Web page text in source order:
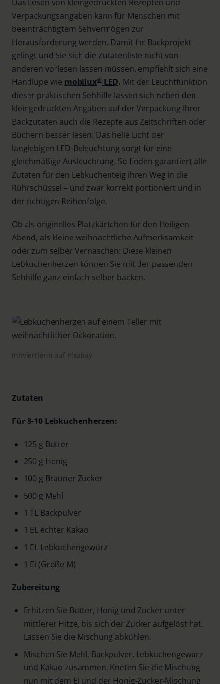
Das Lesen von kleingedruckten Rezepten und
Verpackungsangaben kann für Menschen mit
beeinträchtigtem Sehvermögen zur
Herausforderung werden. Damit Ihr Backprojekt
gelingt und Sie sich die Zutatenliste nicht von
anderen vorlesen lassen müssen, empfiehlt sich eine
Handlupe wie mobilux® LED. Mit der Leuchtfunktion
dieser praktischen Sehhilfe lassen sich neben den
kleingedruckten Angaben auf der Verpackung Ihrer
Backzutaten auch die Rezepte aus Zeitschriften oder
Büchern besser lesen: Das helle Licht der
langlebigen LED-Beleuchtung sorgt für eine
gleichmäßige Ausleuchtung. So finden garantiert alle
Zutaten für den Lebkuchenteig ihren Weg in die
Rührschüssel – und zwar korrekt portioniert und in
der richtigen Reihenfolge.
Ob als originelles Platzkärtchen für den Heiligen
Abend, als kleine weihnachtliche Aufmerksamkeit
oder zum selber Vernaschen: Diese kleinen
Lebkuchenherzen können Sie mit der passenden
Sehhilfe ganz einfach selber backen.
Innviertlerin auf Pixabay
Zutaten
Für 8-10 Lebkuchenherzen:
125 g Butter
250 g Honig
100 g Brauner Zucker
500 g Mehl
1 TL Backpulver
1 EL echter Kakao
1 EL Lebkuchengewürz
1 Ei (Größe M)
Zubereitung
Erhitzen Sie Butter, Honig und Zucker unter
mittlerer Hitze, bis sich der Zucker aufgelöst hat.
Lassen Sie die Mischung abkühlen.
Mischen Sie Mehl, Backpulver, Lebkuchengewürz
und Kakao zusammen. Kneten Sie die Mischung
nun mit dem Ei und der Honig-Zucker-Mischung